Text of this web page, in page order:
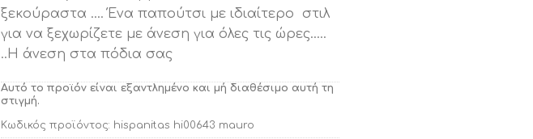
ξεκούραστα …. Ένα παπούτσι με ιδιαίτερο στιλ
για να ξεχωρίζετε με άνεση για όλες τις ώρες…..
..Η άνεση στα πόδια σας
Αυτό το προϊόν είναι εξαντλημένο και μή διαθέσιμο αυτή τη
στιγμή.
Κωδικός προϊόντος: hispanitas hi00643 mauro